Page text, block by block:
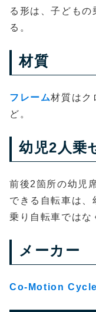
る形は、子どもの
る。
材質
フレーム材質はク
ど。
幼児2人乗
前後2箇所の幼児
できる自転車は、
乗り自転車ではな
メーカー
Co-Motion